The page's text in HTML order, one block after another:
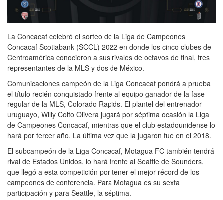
La Concacaf celebró el sorteo de la Liga de Campeones
Concacaf Scotiabank (SCCL) 2022 en donde los cinco clubes de
Centroamérica conocieron a sus rivales de octavos de final, tres
representantes de la MLS y dos de México.
Comunicaciones campeón de la Liga Concacaf pondrá a prueba
el título recién conquistado frente al equipo ganador de la fase
regular de la MLS, Colorado Rapids. El plantel del entrenador
uruguayo, Willy Coito Olivera jugará por séptima ocasión la Liga
de Campeones Concacaf, mientras que el club estadounidense lo
hará por tercer año. La última vez que la jugaron fue en el 2018.
El subcampeón de la Liga Concacaf, Motagua FC también tendrá
rival de Estados Unidos, lo hará frente al Seattle de Sounders,
que llegó a esta competición por tener el mejor récord de los
campeones de conferencia. Para Motagua es su sexta
participación y para Seattle, la séptima.